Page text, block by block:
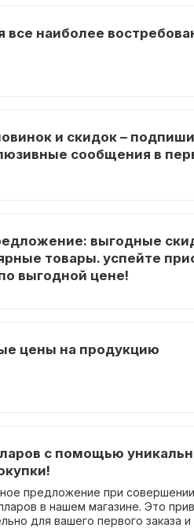
все наиболее
и скидок –
сообщения в
выгодные
товары. успейте
выгодной цене!
цены на продукцию
с помощью
предложение при совершении
в нашем магазине. Это
для вашего первого заказа